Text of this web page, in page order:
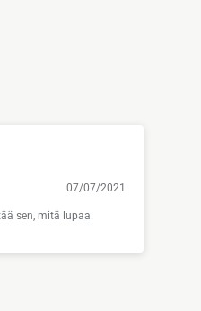
07/07/2021
sen, mitä lupaa.